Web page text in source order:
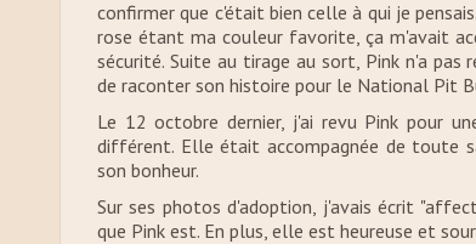
confirmer que c'était bien celle à qui je
rose étant ma couleur favorite, ça m'avait
sécurité. Suite au tirage au sort, Pink n'a pas
de raconter son histoire pour le National Pit
Le 12 octobre dernier, j'ai revu Pink pour
différent. Elle était accompagnée de
son bonheur.
Sur ses photos d'adoption, j'avais écrit
que Pink est. En plus, elle est heureuse et